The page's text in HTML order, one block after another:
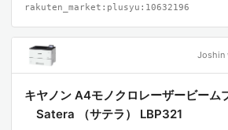
rakuten_market:plusyu:10632196
キヤノン A4モノクロレーザービーム
Satera （サテラ） LBP321